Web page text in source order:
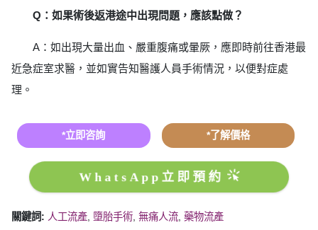
Q：如果術後返港途中出現問題，應該點做？
A：如出現大量出血、嚴重腹痛或暈厥，應即時前往香港最
近急症室求醫，並如實告知醫護人員手術情況，以便對症處
理。
*立即咨詢 *了解價格
WhatsApp立即預約
關鍵詞: 人工流產 墮胎手術 無痛人流 藥物流產